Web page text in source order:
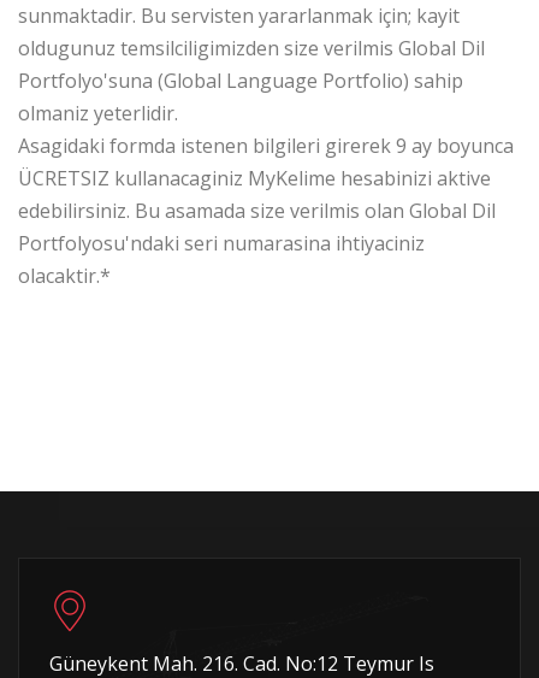
sunmaktadir. Bu servisten yararlanmak için; kayit
oldugunuz temsilciligimizden size verilmis Global Dil
Portfolyo'suna (Global Language Portfolio) sahip
olmaniz yeterlidir.
Asagidaki formda istenen bilgileri girerek 9 ay boyunca
ÜCRETSIZ kullanacaginiz MyKelime hesabinizi aktive
edebilirsiniz. Bu asamada size verilmis olan Global Dil
Portfolyosu'ndaki seri numarasina ihtiyaciniz
olacaktir.*
Güneykent Mah. 216. Cad. No:12 Teymur Is